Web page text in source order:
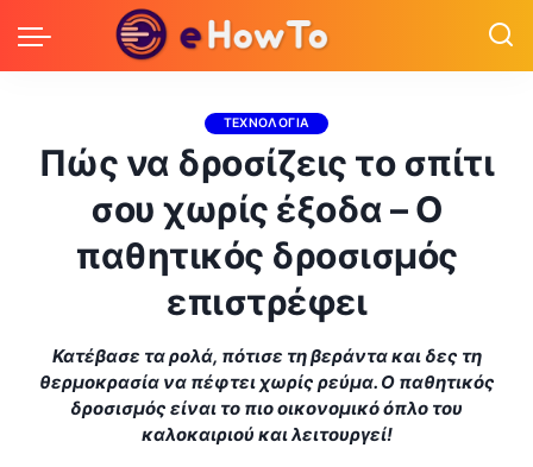
ΤΕΧΝΟΛΟΓΙΑ
Πώς να δροσίζεις το σπίτι
σου χωρίς έξοδα – Ο
παθητικός δροσισμός
επιστρέφει
Κατέβασε τα ρολά, πότισε τη βεράντα και δες τη
θερμοκρασία να πέφτει χωρίς ρεύμα. Ο παθητικός
δροσισμός είναι το πιο οικονομικό όπλο του
καλοκαιριού και λειτουργεί!